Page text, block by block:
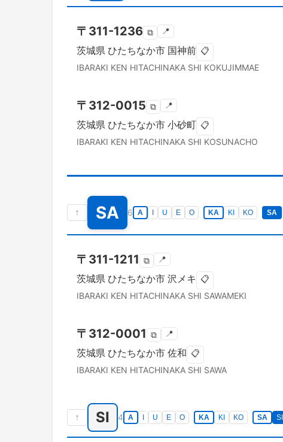
〒 311-1236 ⧉ 📍
茨城県 ひたちなか市 国神前 📋
IBARAKI KEN HITACHINAKA SHI KOKUJIMMAE
〒 312-0015 ⧉ 📍
茨城県 ひたちなか市 小砂町 📋
IBARAKI KEN HITACHINAKA SHI KOSUNACHO
↑ SA 6 A U E O KA KI KO SA
〒 311-1211 ⧉ 📍
茨城県 ひたちなか市 沢メキ 📋
IBARAKI KEN HITACHINAKA SHI SAWAMEKI
〒 312-0001 ⧉ 📍
茨城県 ひたちなか市 佐和 📋
IBARAKI KEN HITACHINAKA SHI SAWA
↑ SI 4 A U E O KA KI KO SA SI